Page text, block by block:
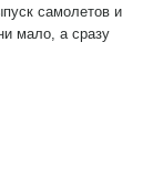
самолетов и
мало, а сразу